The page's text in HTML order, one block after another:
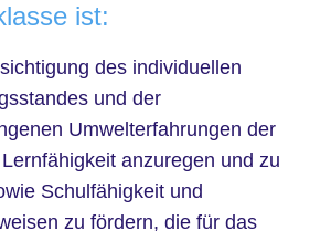
ist:
des individuellen
und der
Umwelterfahrungen der
anzuregen und zu
Schulfähigkeit und
zu fördern, die für das